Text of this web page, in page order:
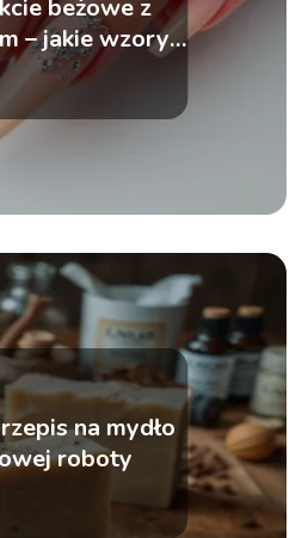
beżowe z
– jakie wzory
na mydło
roboty